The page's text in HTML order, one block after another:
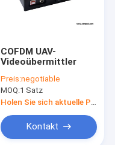
COFDM UAV-
Videoübermittler
Preis:negotiable
MOQ:1 Satz
Kontakt